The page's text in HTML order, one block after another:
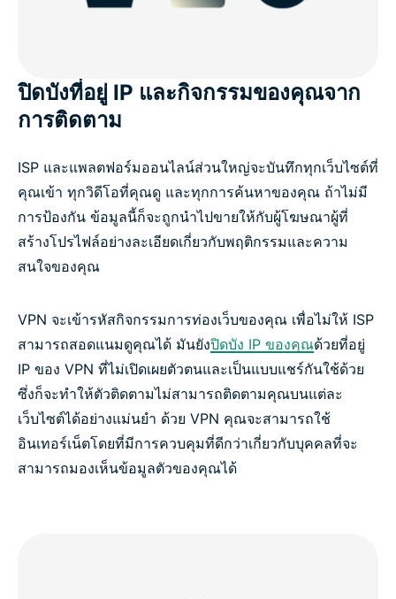
ปิดบังที่อยู่ IP และกิจกรรมของคุณจาก
การติดตาม
ISP และแพลตฟอร์มออนไลน์ส่วนใหญ่จะบันทึกทุกเว็บไซต์ที่
คุณเข้า ทุกวิดีโอที่คุณดู และทุกการค้นหาของคุณ ถ้าไม่มี
การป้องกัน ข้อมูลนี้ก็จะถูกนำไปขายให้กับผู้โฆษณาผู้ที่
สร้างโปรไฟล์อย่างละเอียดเกี่ยวกับพฤติกรรมและความ
สนใจของคุณ
VPN จะเข้ารหัสกิจกรรมการท่องเว็บของคุณ เพื่อไม่ให้ ISP
สามารถสอดแนมดูคุณได้ มันยังปิดบัง IP ของคุณด้วยที่อยู่
IP ของ VPN ที่ไม่เปิดเผยตัวตนและเป็นแบบแชร์กันใช้ด้วย
ซึ่งก็จะทำให้ตัวติดตามไม่สามารถติดตามคุณบนแต่ละ
เว็บไซต์ได้อย่างแม่นยำ ด้วย VPN คุณจะสามารถใช้
อินเทอร์เน็ตโดยที่มีการควบคุมที่ดีกว่าเกี่ยวกับบุคคลที่จะ
สามารถมองเห็นข้อมูลตัวของคุณได้